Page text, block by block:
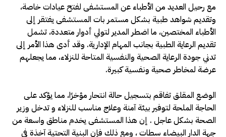
مع رحيل العديد من الأطباء عن المستشفى لفتح عيادات خاصة،
وتقديم شواهد طبية بشكل مستمر بات المستشفى يفتقر إلى
الأطباء المختصين، ما اضطر المدير لتولي أدوار متعددة، تشمل
تقديم الرعاية الطبية بجانب المهام الإدارية. وقد أدى هذا الأمر إلى
تدني جودة الرعاية الصحية والنفسية المتاحة للنزلاء، مما يجعلهم
عرضة لمخاطر صحية ونفسية كبيرة.
الوضع المقلق تفاقم بتسجيل حالة انتحار مؤخرًا، مما يؤكد على
الحاجة الملحة لتوفير بيئة آمنة وعلاج مناسب للنزلاء و تدخل وزير
الصحة بشكل عاجل . إن هذا المستشفى يخدم مناطق واسعة من
جهة الدار البيضاء سطات ، ومع ذلك فإن البنية التحتية آخذة في